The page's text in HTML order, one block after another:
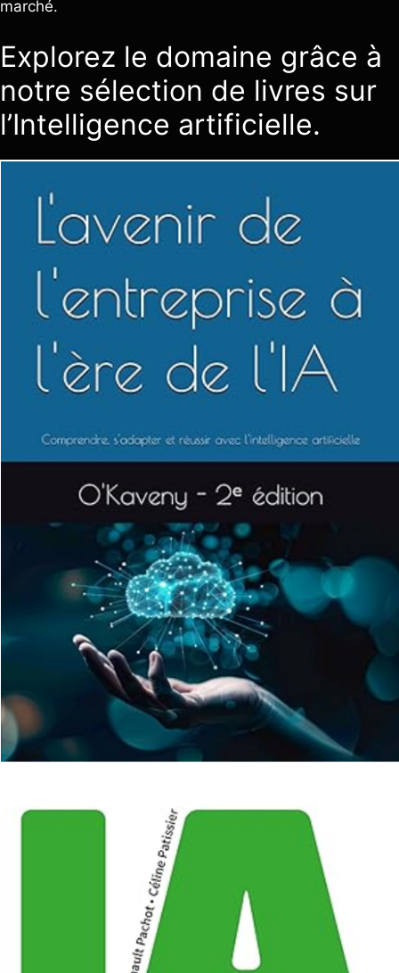
marché.
Explorez le domaine grâce à
notre sélection de livres sur
l’Intelligence artificielle.